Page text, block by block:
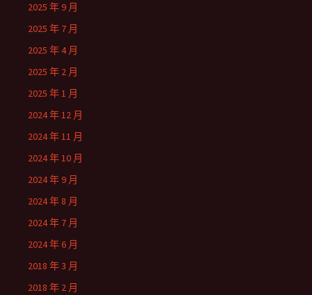
2025 年 9 月
2025 年 7 月
2025 年 4 月
2025 年 2 月
2025 年 1 月
2024 年 12 月
2024 年 11 月
2024 年 10 月
2024 年 9 月
2024 年 8 月
2024 年 7 月
2024 年 6 月
2018 年 3 月
2018 年 2 月